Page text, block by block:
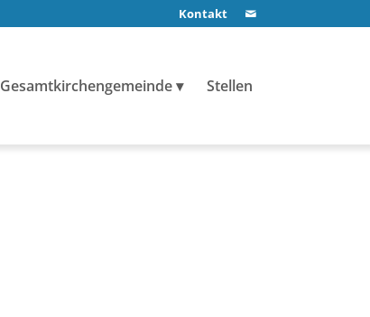
Kontakt
Gesamtkirchengemeinde Stellen